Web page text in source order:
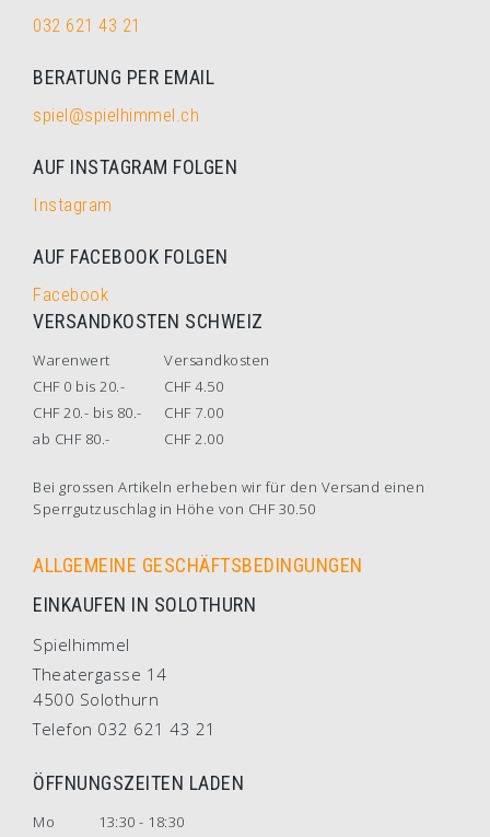
032 621 43 21
BERATUNG PER EMAIL
spiel@spielhimmel.ch
AUF INSTAGRAM FOLGEN
Instagram
AUF FACEBOOK FOLGEN
Facebook
VERSANDKOSTEN SCHWEIZ
Warenwert
Versandkosten
CHF 0 bis 20.-
CHF 4.50
CHF 20.- bis 80.-
CHF 7.00
ab CHF 80.-
CHF 2.00
Bei grossen Artikeln erheben wir für den Versand einen
Sperrgutzuschlag in Höhe von CHF 30.50
ALLGEMEINE GESCHÄFTSBEDINGUNGEN
EINKAUFEN IN SOLOTHURN
Spielhimmel
Theatergasse 14
4500 Solothurn
Telefon 032 621 43 21
ÖFFNUNGSZEITEN LADEN
Mo
13:30 - 18:30